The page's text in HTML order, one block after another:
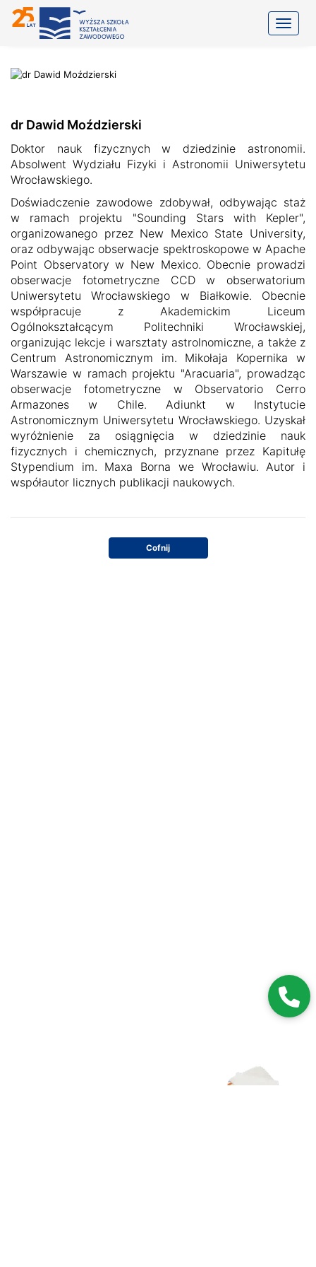
dr Dawid Moździerski
Doktor nauk fizycznych w dziedzinie astronomii.
Absolwent Wydziału Fizyki i Astronomii Uniwersytetu
Wrocławskiego.
Doświadczenie zawodowe zdobywał, odbywając staż
w ramach projektu "Sounding Stars with Kepler",
organizowanego przez New Mexico State University,
oraz odbywając obserwacje spektroskopowe w Apache
Point Observatory w New Mexico. Obecnie prowadzi
obserwacje fotometryczne CCD w obserwatorium
Uniwersytetu Wrocławskiego w Białkowie. Obecnie
współpracuje z Akademickim Liceum
Ogólnokształcącym Politechniki Wrocławskiej,
organizując lekcje i warsztaty astrolnomiczne, a także z
Centrum Astronomicznym im. Mikołaja Kopernika w
Warszawie w ramach projektu "Aracuaria", prowadząc
obserwacje fotometryczne w Observatorio Cerro
Armazones w Chile. Adiunkt w Instytucie
Astronomicznym Uniwersytetu Wrocławskiego. Uzyskał
wyróżnienie za osiągnięcia w dziedzinie nauk
fizycznych i chemicznych, przyznane przez Kapitułę
Stypendium im. Maxa Borna we Wrocławiu. Autor i
współautor licznych publikacji naukowych.